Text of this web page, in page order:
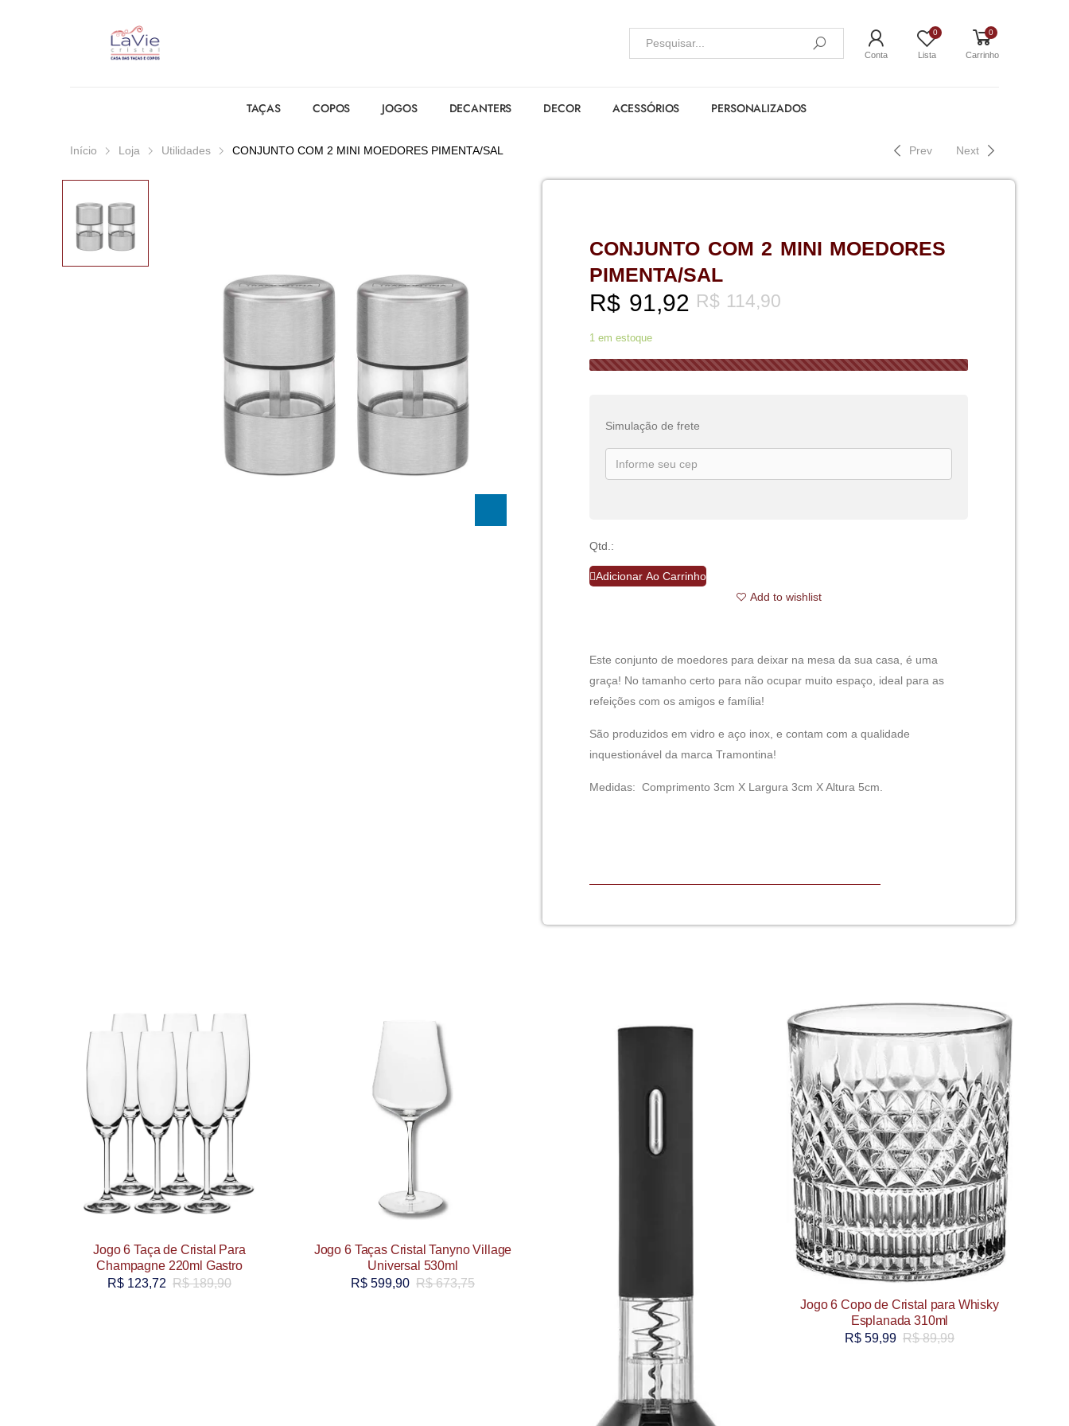
Conta
0
Lista
0
Carrinho
TAÇAS COPOS JOGOS DECANTERS DECOR ACESSÓRIOS PERSONALIZADOS
Início Loja Utilidades CONJUNTO COM 2 MINI MOEDORES PIMENTA/SAL Prev Next
CONJUNTO COM 2 MINI MOEDORES
PIMENTA/SAL
R$ 114,90
R$ 91,92
1 em estoque
Simulação de frete
Qtd.:
Adicionar Ao Carrinho
Add to wishlist
Este conjunto de moedores para deixar na mesa da sua casa, é uma
graça! No tamanho certo para não ocupar muito espaço, ideal para as
refeições com os amigos e família!
São produzidos em vidro e aço inox, e contam com a qualidade
inquestionável da marca Tramontina!
Medidas: Comprimento 3cm X Largura 3cm X Altura 5cm.
Jogo 6 Taça de Cristal Para
Champagne 220ml Gastro
R$189,90
R$ 123,72
Jogo 6 Taças Cristal Tanyno Village
Universal 530ml
R$673,75
R$ 599,90
Jogo 6 Copo de Cristal para Whisky
Esplanada 310ml
R$89,99
R$ 59,99